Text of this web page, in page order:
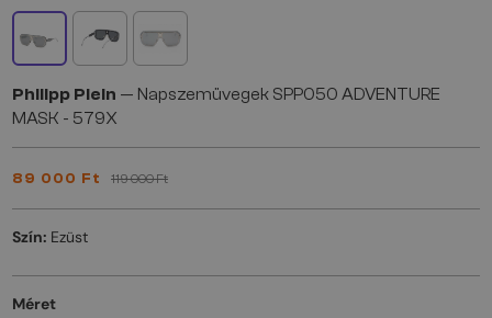
Philipp Plein — Napszemüvegek SPP050 ADVENTURE
MASK - 579X
89 000 Ft 119 000 Ft
Szín: Ezüst
Méret